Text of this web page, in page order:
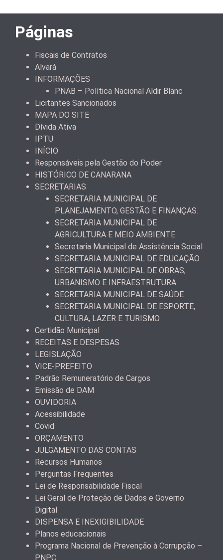
Páginas
Fiscais de Contratos
Alvará
INFORMAÇÕES
PNAB – Política Nacional Aldir Blanc
Licitantes Sancionados
MAPA DO SITE
Dívida Ativa
IPTU
INÍCIO
Responsáveis pela Gestão do Poder
HISTÓRICO DE CANARANA
SECRETARIAS
SECRETARIA MUNICIPAL DE
PLANEJAMENTO, GESTÃO E FINANÇAS.
SECRETARIA MUNICIPAL DE
AGRICULTURA E MEIO AMBIENTE
Secretaria Municipal de Assistência Social
SECRETARIA MUNICIPAL DE EDUCAÇÃO
SECRETARIA MUNICIPAL DE OBRAS,
URBANISMO E INFRAESTRUTURA
SECRETARIA MUNICIPAL DE SAÚDE
SECRETARIA MUNICIPAL DE ESPORTE,
CULTURA, LAZER E TURISMO
Certidão Municipal
RECEITAS E DESPESAS
LEGISLAÇÃO
VICE-PREFEITO
Padrão Remuneratório de Cargos
Emissão de DAM
OUVIDORIA
Acessibilidade
Covid
ORÇAMENTO
JULGAMENTO DAS CONTAS
Recursos Humanos
Perguntas Frequentes
Lei de Responsabilidade Fiscal
Lei Geral de Proteção de Dados e Governo
Digital
DISPENSA E INEXIGIBILIDADE
Planos educacionais
Programa Nacional de Prevenção à Corrupção –
PNPC